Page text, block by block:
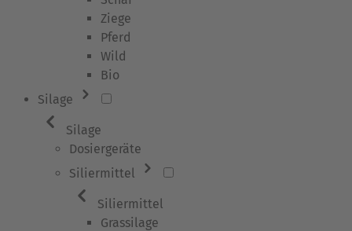
Ziege
Pferd
Wild
Bio
Silage
Silage
Dosiergeräte
Siliermittel
Siliermittel
Grassilage